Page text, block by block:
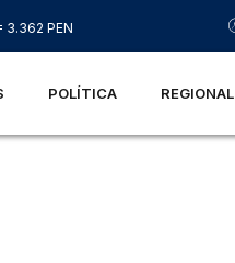
3.362 PEN
POLÍTICA REGIONAL